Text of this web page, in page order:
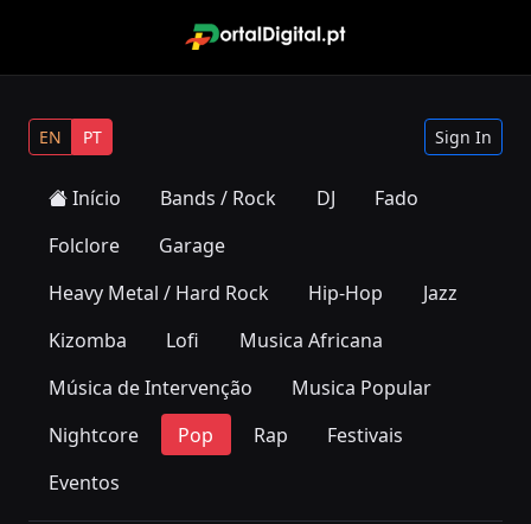
EN PT Sign In
Início Bands / Rock DJ
Fado
Folclore
Garage
Heavy Metal / Hard Rock
Hip-Hop
Jazz
Kizomba
Lofi
Musica Africana
Música de Intervenção
Musica Popular
Nightcore
Pop Rap
Festivais
Eventos